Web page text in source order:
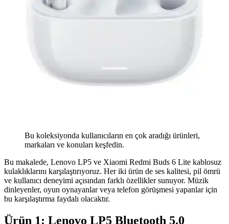
Bu koleksiyonda kullanıcıların en çok aradığı ürünleri,
markaları ve konuları keşfedin.
Bu makalede, Lenovo LP5 ve Xiaomi Redmi Buds 6 Lite kablosuz
kulaklıklarını karşılaştırıyoruz. Her iki ürün de ses kalitesi, pil ömrü
ve kullanıcı deneyimi açısından farklı özellikler sunuyor. Müzik
dinleyenler, oyun oynayanlar veya telefon görüşmesi yapanlar için
bu karşılaştırma faydalı olacaktır.
Ürün 1: Lenovo LP5 Bluetooth 5.0